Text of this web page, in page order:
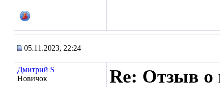
05.11.2023, 22:24
Дмитрий S
Новичок
Re: Отзыв о